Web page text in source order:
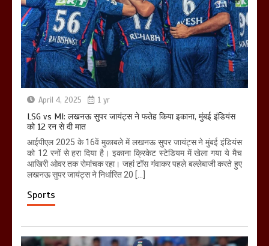
April 4, 2025 1 yr
LSG vs MI: लखनऊ सुपर जायंट्स ने फतेह किया इकाना, मुंबई इंडियंस
को 12 रन से दी मात
आईपीएल 2025 के 16वें मुकाबले में लखनऊ सुपर जायंट्स ने मुंबई इंडियंस
को 12 रनों से हरा दिया है। इकाना क्रिकेट स्टेडियम में खेला गया ये मैच
आखिरी ओवर तक रोमांचक रहा। जहां टॉस गंवाकर पहले बल्लेबाजी करते हुए
लखनऊ सुपर जायंट्स ने निर्धारित 20 […]
Sports